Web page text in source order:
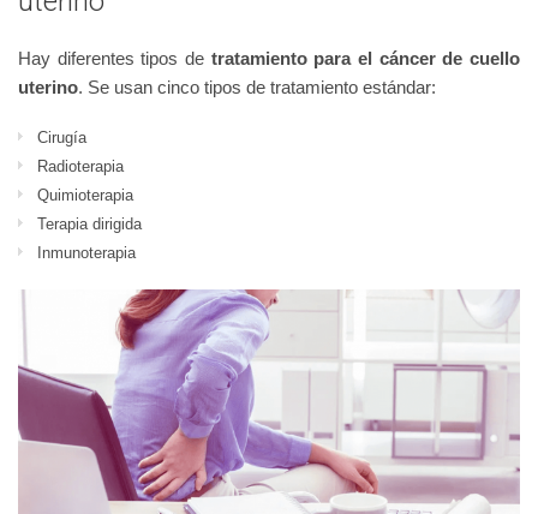
Hay diferentes tipos de tratamiento para el cáncer de cuello
uterino. Se usan cinco tipos de tratamiento estándar:
Cirugía
Radioterapia
Quimioterapia
Terapia dirigida
Inmunoterapia